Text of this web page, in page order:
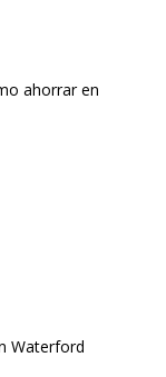
ahorrar en
Waterford